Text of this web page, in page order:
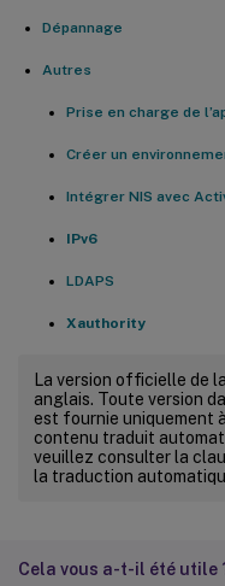
Dépannage
Autres
Prise en charge de
Créer un
Intégrer NIS avec
IPv6
LDAPS
Xauthority
La version officielle de
anglais. Toute version
est fournie uniquement
contenu traduit
veuillez consulter la
la traduction
Cela vous a-t-il été utile